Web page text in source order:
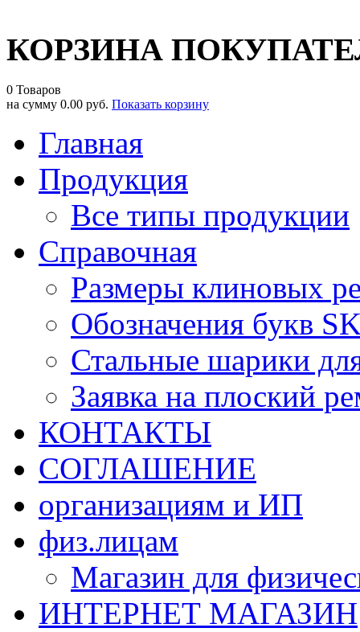
КОРЗИНА
0 Товаров
на сумму 0.00 руб. Показать корзину
Главная
Продукция
Все типы продукции
Справочная
Размеры клиновых
Обозначения букв
Стальные шарики
Заявка на плоский
КОНТАКТЫ
СОГЛАШЕНИЕ
организациям и ИП
физ.лицам
Магазин для
ИНТЕРНЕТ МАГАЗИН